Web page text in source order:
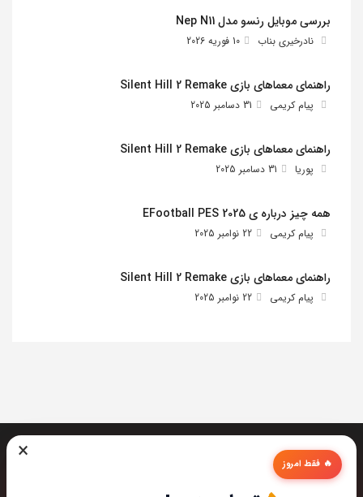
بررسی موبایل رنسو مدل Nep N11
نادرخیری بناب 10 فوریه 2026
راهنمای معماهای بازی Silent Hill 2 Remake
پیام کریمی 31 دسامبر 2025
راهنمای معماهای بازی Silent Hill 2 Remake
پوریا 31 دسامبر 2025
همه چیز درباره ی EFootball PES 2025
پیام کریمی 22 نوامبر 2025
راهنمای معماهای بازی Silent Hill 2 Remake
پیام کریمی 22 نوامبر 2025
× 🔥 فقط امروز